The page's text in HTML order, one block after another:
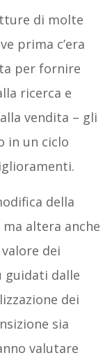
di molte
prima c’era
per fornire
ricerca e
vendita – gli
in un ciclo
della
altera anche
dei
guidati dalle
dei
sia
valutare